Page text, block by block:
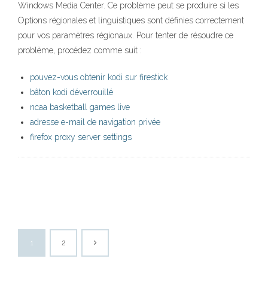
Windows Media Center. Ce problème peut se produire si les
Options régionales et linguistiques sont définies correctement
pour vos paramètres régionaux. Pour tenter de résoudre ce
problème, procédez comme suit :
pouvez-vous obtenir kodi sur firestick
bâton kodi déverrouillé
ncaa basketball games live
adresse e-mail de navigation privée
firefox proxy server settings
1 2